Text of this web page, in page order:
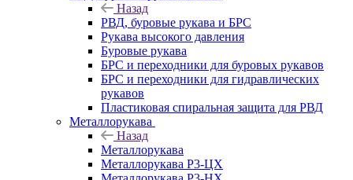
Назад
РВД, буровые рукава и БРС
Рукава высокого давления
Буровые рукава
БРС и переходники для буровых рукавов
БРС и переходники для гидравлических
рукавов
Пластиковая спиральная защита для РВД
Металлорукава
Назад
Металлорукава
Металлорукава Р3-ЦХ